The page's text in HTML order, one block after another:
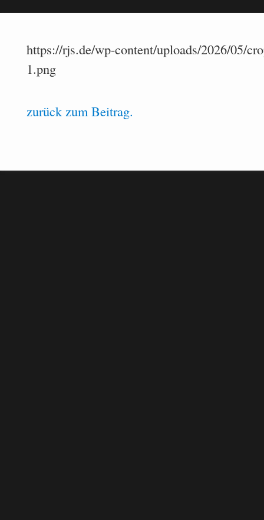
https://rjs.de/wp-content/uploads/2026/05/
1.png
zurück zum Beitrag.